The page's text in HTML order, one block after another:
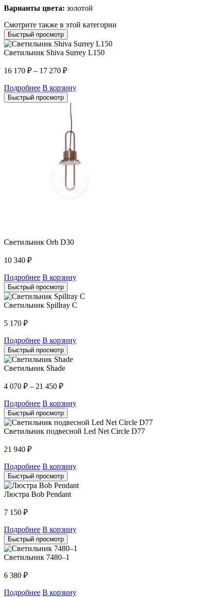
Варианты цвета: золотой
Смотрите также в этой категории
Быстрый просмотр
Светильник Shiva Surrey L150
16 170 ₽ – 17 270 ₽
Подробнее В корзину
Быстрый просмотр
Светильник Orb D30
10 340 ₽
Подробнее В корзину
Быстрый просмотр
Светильник Spillray C
5 170 ₽
Подробнее В корзину
Быстрый просмотр
Светильник Shade
4 070 ₽ – 21 450 ₽
Подробнее В корзину
Быстрый просмотр
Светильник подвесной Led Net Circle D77
21 940 ₽
Подробнее В корзину
Быстрый просмотр
Люстра Bob Pendant
7 150 ₽
Подробнее В корзину
Быстрый просмотр
Светильник 7480–1
6 380 ₽
Подробнее В корзину